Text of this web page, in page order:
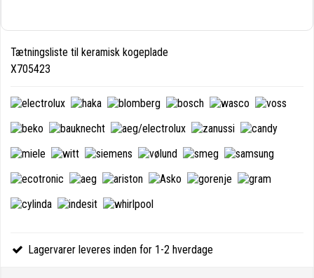
Tætningsliste til keramisk kogeplade
X705423
Lagervarer leveres inden for 1-2 hverdage